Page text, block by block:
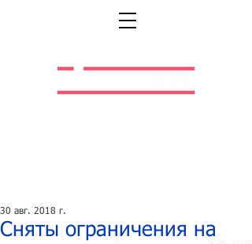
Сняты ограничения на
30 авг. 2018 г.